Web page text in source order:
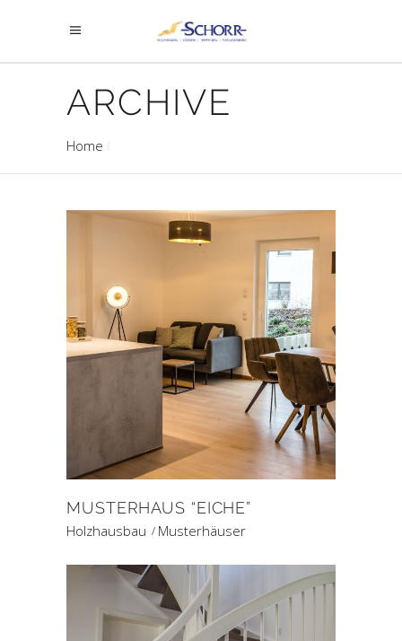
ARCHIVE
Home
MUSTERHAUS “EICHE”
Holzhausbau Musterhäuser